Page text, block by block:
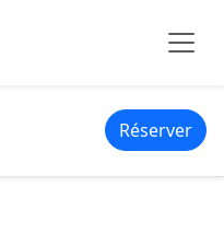
Réserver
et dégustation à olmedo